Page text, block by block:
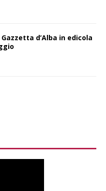
d’Alba in edicola